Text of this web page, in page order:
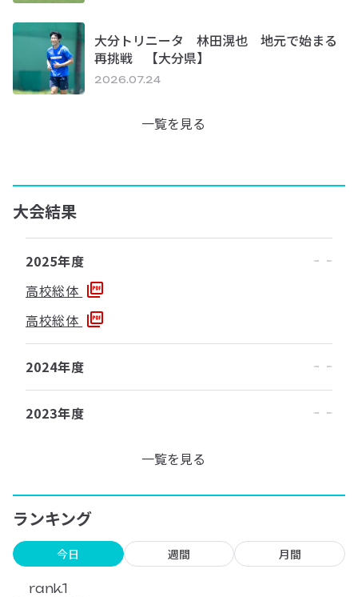
大分トリニータ 林田滉也 地元で始まる
再挑戦 【大分県】
2026.07.24
一覧を見る
大会結果
2025年度
高校総体
高校総体
2024年度
2023年度
一覧を見る
ランキング
今日 週間 月間
rank.1